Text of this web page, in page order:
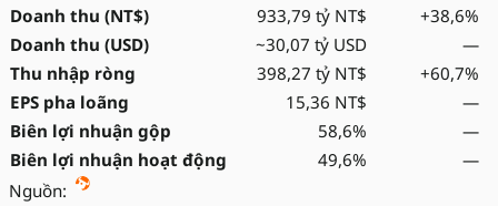
Doanh thu (NT$)
933,79 tỷ NT$
+38,6%
Doanh thu (USD)
~30,07 tỷ USD
—
Thu nhập ròng
398,27 tỷ NT$
+60,7%
EPS pha loãng
15,36 NT$
—
Biên lợi nhuận gộp
58,6%
—
Biên lợi nhuận hoạt động
49,6%
—
Nguồn: